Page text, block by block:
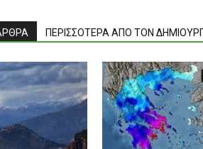
ΠΕΡΙΣΣΟΤΕΡΑ ΑΠΟ ΤΟΝ